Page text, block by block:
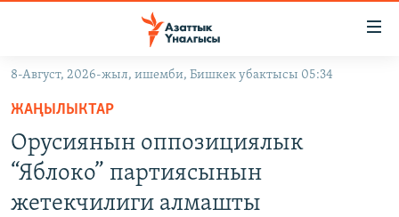
Навигацияга
өтүңүз
Издөөгө
салыңызКЫРГЫЗСТАН
ДҮЙНӨ
8-Август, 2026-жыл, ишемби, Бишкек убактысы 05:34
ЖАҢЫЛЫКТАР
Орусиянын оппозициялык
“Яблоко” партиясынын
жетекчилиги алмашты